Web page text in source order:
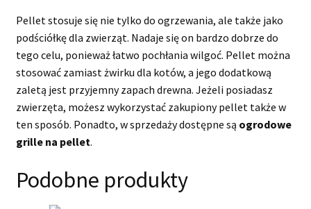
Pellet stosuje się nie tylko do ogrzewania, ale także jako
podściółkę dla zwierząt. Nadaje się on bardzo dobrze do
tego celu, ponieważ łatwo pochłania wilgoć. Pellet można
stosować zamiast żwirku dla kotów, a jego dodatkową
zaletą jest przyjemny zapach drewna. Jeżeli posiadasz
zwierzęta, możesz wykorzystać zakupiony pellet także w
ten sposób. Ponadto, w sprzedaży dostępne są ogrodowe
grille na pellet.
Podobne produkty